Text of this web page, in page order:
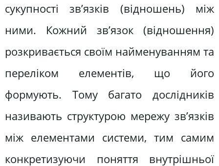
сукупності зв’язків (відношень) між
ними. Кожний зв’язок (відношення)
розкривається своїм найменуванням та
переліком елементів, що його
формують. Тому багато дослідників
називають структурою мережу зв’язків
між елементами системи, тим самим
конкретизуючи поняття внутрішньої